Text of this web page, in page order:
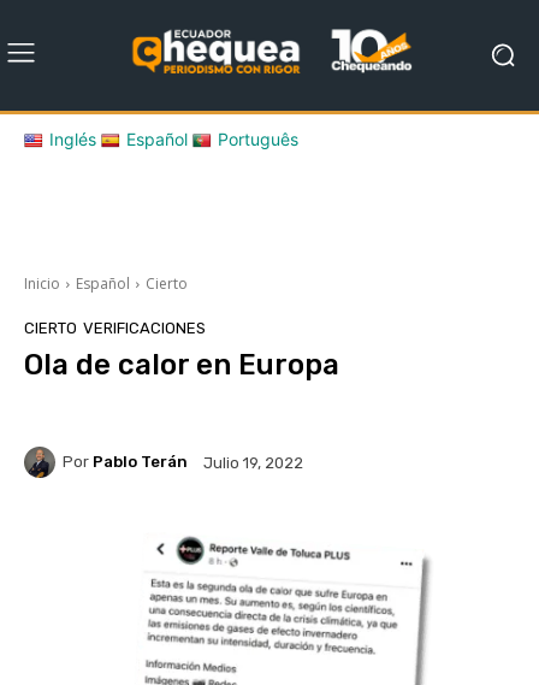
Inglés Español Português
Inicio Español Cierto
CIERTO VERIFICACIONES
Ola de calor en Europa
Por Pablo Terán Julio 19, 2022